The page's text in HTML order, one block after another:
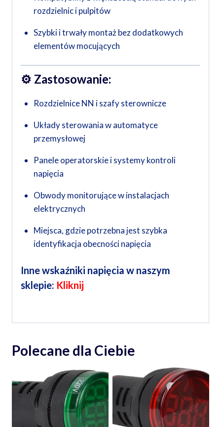
rozdzielnic i pulpitów
Szybki i trwały montaż bez dodatkowych
elementów mocujących
⚙️ Zastosowanie:
Rozdzielnice NN i szafy sterownicze
Układy sterowania w automatyce
przemysłowej
Panele operatorskie i systemy kontroli
napięcia
Obwody monitorujące w instalacjach
elektrycznych
Miejsca, gdzie potrzebna jest szybka
identyfikacja obecności napięcia
Inne wskaźniki napięcia w naszym
sklepie: Kliknij
Polecane dla Ciebie